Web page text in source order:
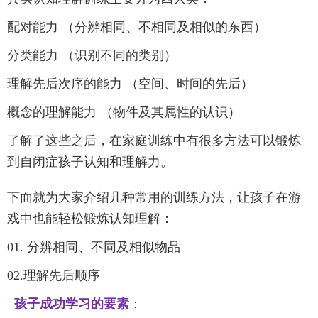
配对能力
（分辨相同、不相同及相似的东西）
分类能力
（识别不同的类别）
理解先后次序的能力
（空间、时间的先后）
概念的理解能力
（物件及其属性的认识）
了解了这些之后，在家庭训练中有很多方法可以锻炼
到自闭症孩子认知和理解力。
下面就为大家介绍几种常用的训练方法，让孩子在游
戏中也能轻松锻炼认知理解：
01. 分辨相同、不同及相似物品
02.理解先后顺序
孩子成功学习的要素 ：